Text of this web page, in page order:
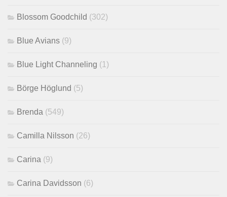
Blossom Goodchild (302)
Blue Avians (9)
Blue Light Channeling (1)
Börge Höglund (5)
Brenda (549)
Camilla Nilsson (26)
Carina (9)
Carina Davidsson (6)